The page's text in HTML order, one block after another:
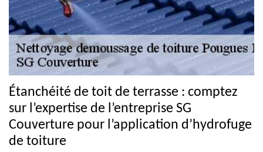
Étanchéité de toit de terrasse : comptez
sur l’expertise de l’entreprise SG
Couverture pour l’application d’hydrofuge
de toiture